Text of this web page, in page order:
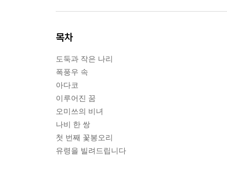
목차
도둑과 작은 나리
폭풍우 속
아다코
이루어진 꿈
오미쓰의 비녀
나비 한 쌍
첫 번째 꽃봉오리
유령을 빌려드립니다